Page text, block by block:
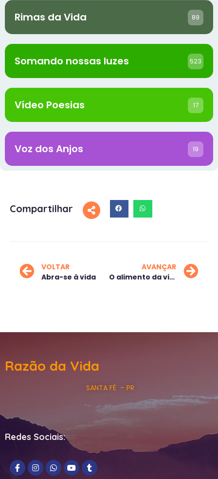
Rimas da Vida 89
Somando nossas luzes 523
Vídeo Poesias 17
Voz dos Anjos 19
Compartilhar
VOLTAR
Abra-se à vida
AVANÇAR
O alimento da vida
Razão da Vida
SANTA FÉ – PR
Redes Sociais: